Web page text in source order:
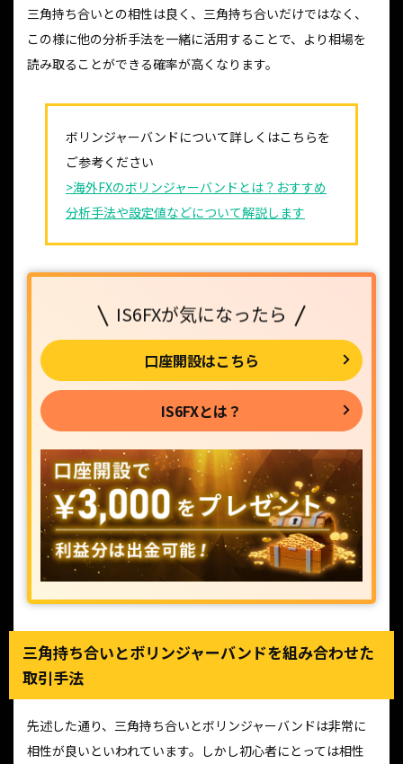
三角持ち合いとの相性は良く、三角持ち合いだけではなく、
この様に他の分析手法を一緒に活用することで、より相場を
読み取ることができる確率が高くなります。
ボリンジャーバンドについて詳しくはこちらを
ご参考ください
>海外FXのボリンジャーバンドとは？おすすめ
分析手法や設定値などについて解説します
IS6FXが気になったら
口座開設はこちら
IS6FXとは？
三角持ち合いとボリンジャーバンドを組み合わせた
取引手法
先述した通り、三角持ち合いとボリンジャーバンドは非常に
相性が良いといわれています。しかし初心者にとっては相性